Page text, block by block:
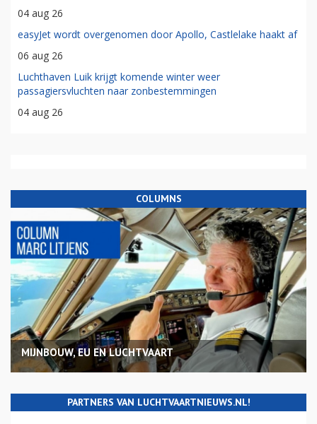
04 aug 26
easyJet wordt overgenomen door Apollo, Castlelake haakt af
06 aug 26
Luchthaven Luik krijgt komende winter weer
passagiersvluchten naar zonbestemmingen
04 aug 26
COLUMNS
MIJNBOUW, EU EN LUCHTVAART
PARTNERS VAN LUCHTVAARTNIEUWS.NL!